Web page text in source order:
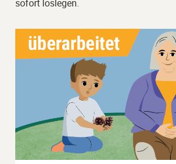
sofort loslegen.